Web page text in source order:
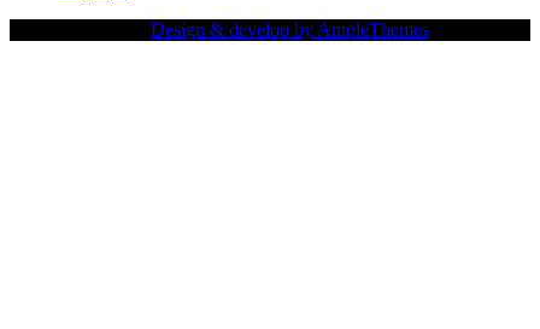
Design & develop by AmpleThemes